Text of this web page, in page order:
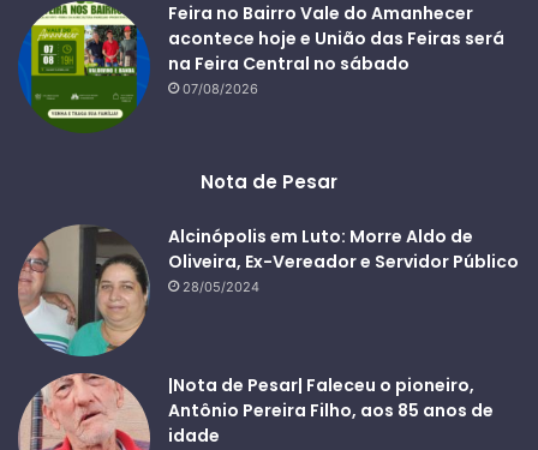
Feira no Bairro Vale do Amanhecer
acontece hoje e União das Feiras será
na Feira Central no sábado
07/08/2026
Nota de Pesar
Alcinópolis em Luto: Morre Aldo de
Oliveira, Ex-Vereador e Servidor Público
28/05/2024
|Nota de Pesar| Faleceu o pioneiro,
Antônio Pereira Filho, aos 85 anos de
idade